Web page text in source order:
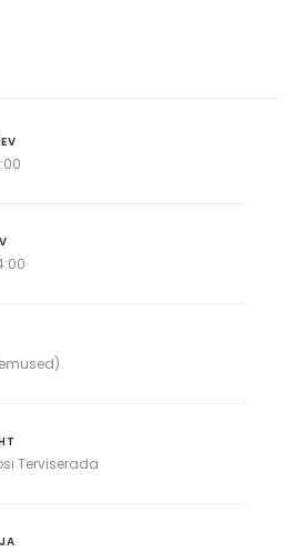
Terviserada